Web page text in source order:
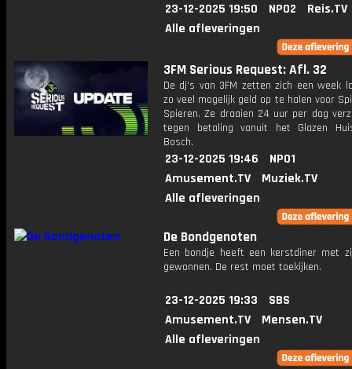
23-12-2025 19:50 NPO2
Reis.TV
Alle afleveringen
3FM Serious Request: Afl. 32
De dj's van 3FM zetten zich een week
zo veel mogelijk geld op te halen voor
Spieren. Ze draaien 24 uur per dag
tegen betaling vanuit het Glazen
Bosch.
23-12-2025 19:46
NPO1
Amusement.TV
Muziek.TV
Alle afleveringen
De Bondgenoten
Een bondje heeft een kerstdiner met
gewonnen. De rest moet toekijken.
23-12-2025 19:33
SBS
Amusement.TV
Mensen.TV
Alle afleveringen